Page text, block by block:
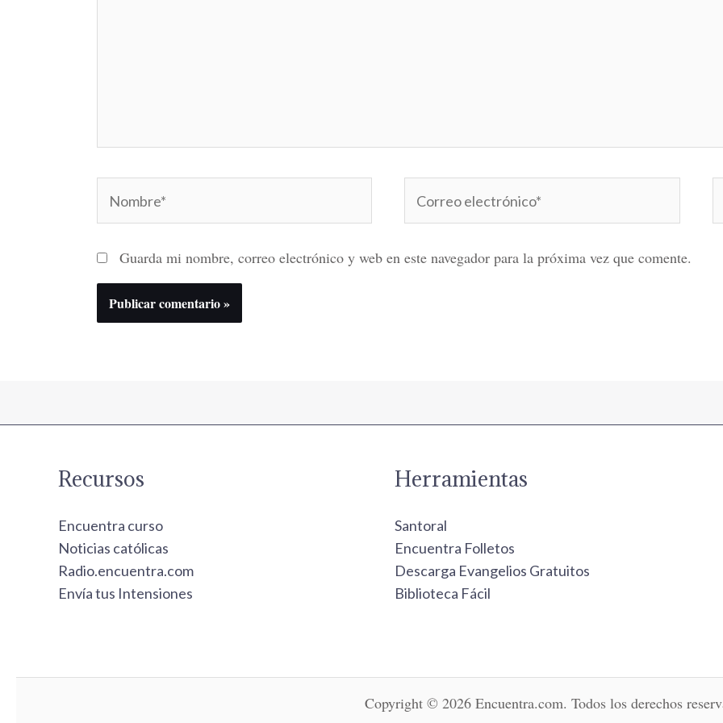
electrónico*
Guarda mi nombre, correo electrónico y web en este navegador para la próxima vez que comente.
Recursos
Encuentra curso
Noticias católicas
Radio.encuentra.com
Envía tus Intensiones
Herramientas
Santoral
Encuentra Folletos
Descarga Evangelios Gratuitos
Biblioteca Fácil
Copyright © 2026 Encuentra.com. Todos los derechos